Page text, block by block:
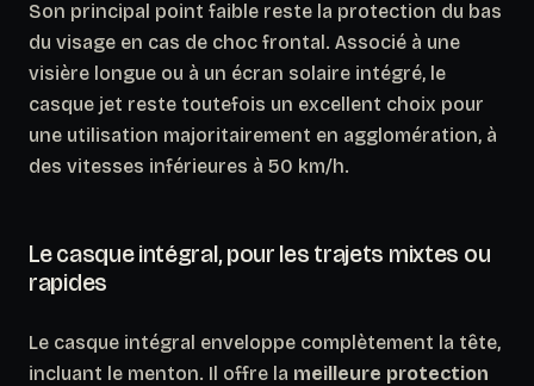
Son principal point faible reste la protection du bas
du visage en cas de choc frontal. Associé à une
visière longue ou à un écran solaire intégré, le
casque jet reste toutefois un excellent choix pour
une utilisation majoritairement en agglomération, à
des vitesses inférieures à 50 km/h.
Le casque intégral, pour les trajets mixtes ou
rapides
Le casque intégral enveloppe complètement la tête,
incluant le menton. Il offre la meilleure protection